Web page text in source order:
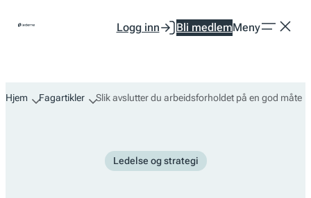
Logg inn Bli medlemMeny
Hjem Fagartikler Slik avslutter du arbeidsforholdet på en god måte
Ledelse og strategi